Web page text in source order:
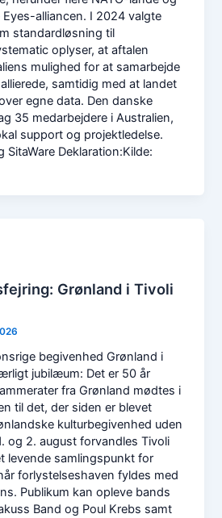
Eyes-alliancen. I 2024 valgte
standardløsning til
oplyser, at aftalen
mulighed for at samarbejde
samtidig med at landet
egne data. Den danske
35 medarbejdere i Australien,
support og projektledelse.
SitaWare Deklaration:Kilde:
Grønland i Tivoli
begivenhed Grønland i
jubilæum: Det er 50 år
fra Grønland mødtes i
til det, der siden er blevet
kulturbegivenhed uden
og 2. august forvandles Tivoli
levende samlingspunkt for
forlystelseshaven fyldes med
Publikum kan opleve bands
Band og Poul Krebs samt